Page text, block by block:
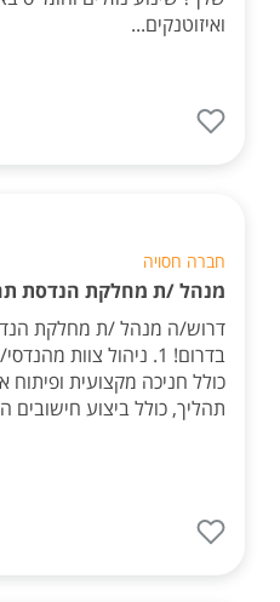
ואיזוטנקים...
חברה חסויה
מנהל /ת מחלקת הנדסת
דרוש/ה מנהל /ת מחלקת
בדרום! 1. ניהול צוות
תהליך, כולל ביצוע חישובים הנדסיים.